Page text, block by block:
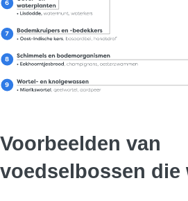
Voorbeelden van
voedselbossen die